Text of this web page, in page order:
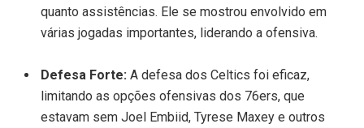
quanto assistências. Ele se mostrou envolvido em
várias jogadas importantes, liderando a ofensiva.
Defesa Forte: A defesa dos Celtics foi eficaz,
limitando as opções ofensivas dos 76ers, que
estavam sem Joel Embiid, Tyrese Maxey e outros